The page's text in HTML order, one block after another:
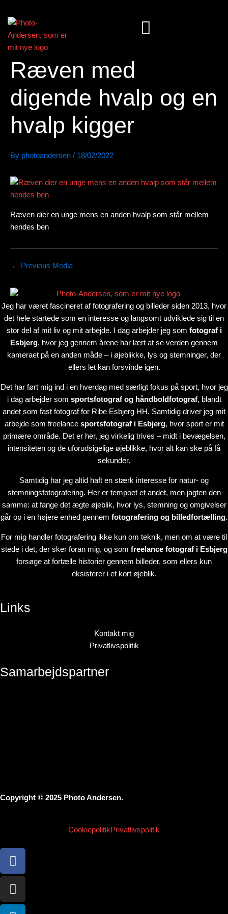
Ræven med
digende hvalp og en
hvalp kigger
By photoandersen / 18/02/2022
Ræven dier en unge mens en anden hvalp som står mellem
hendes ben
← Previous Media
Jeg har været fascineret af fotografering og billeder siden 2013, hvor
det hele startede som en interesse og langsomt udviklede sig til en
stor del af mit liv og mit arbejde. I dag arbejder jeg som fotograf i
Esbjerg, hvor jeg gennem årene har lært at se verden gennem
kameraet på en anden måde – i øjeblikke, lys og stemninger, der
ellers let kan forsvinde igen.
Det har ført mig ind i en hverdag med særligt fokus på sport, hvor jeg
i dag arbejder som sportsfotograf og håndboldfotograf, blandt
andet som fast fotograf for Ribe Esbjerg HH. Samtidig driver jeg mit
arbejde som freelance sportsfotograf i Esbjerg, hvor sport er mit
primære område. Det er her, jeg virkelig trives – midt i bevægelsen,
intensiteten og de uforudsigelige øjeblikke, hvor alt kan ske på få
sekunder.
Samtidig har jeg altid haft en stærk interesse for natur- og
stemningsfotografering. Her er tempoet et andet, men jagten den
samme: at fange det ægte øjeblik, hvor lys, stemning og omgivelser
går op i en højere enhed gennem fotografering og billedfortælling.
For mig handler fotografering ikke kun om teknik, men om at være til
stede i det, der sker foran mig, og som freelance fotograf i Esbjerg
forsøge at fortælle historier gennem billeder, som ellers kun
eksisterer i et kort øjeblik.
Links
Kontakt mig
Privatlivspolitik
Samarbejdspartner
Copyright © 2025 Photo Andersen.
CookiepolitikPrivatlivspolitik
Facebook-
f
Instagram
Linkedin